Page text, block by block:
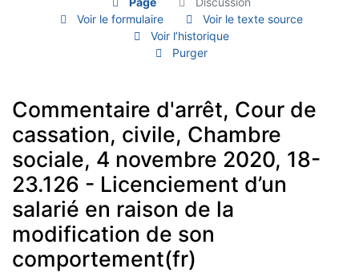
Voir le formulaire
Voir le texte source
Voir l’historique
Purger
Commentaire d'arrêt, Cour de
cassation, civile, Chambre
sociale, 4 novembre 2020, 18-
23.126 - Licenciement d’un
salarié en raison de la
modification de son
comportement(fr)